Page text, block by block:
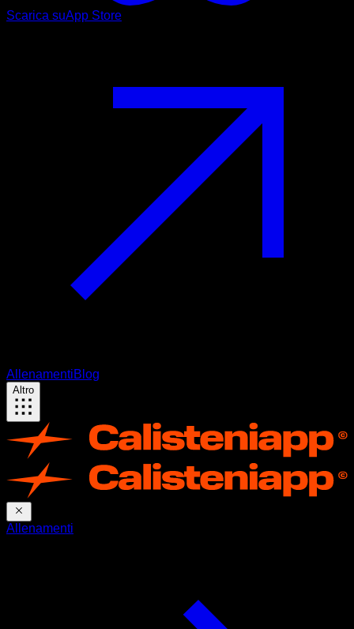
Scarica suApp Store
AllenamentiBlog
Altro
Allenamenti